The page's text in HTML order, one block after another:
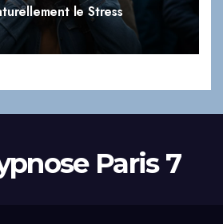
le Stress
Paris 7